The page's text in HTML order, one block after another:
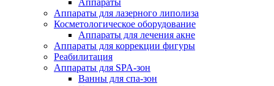
Аппараты
Аппараты для лазерного липолиза
Косметологическое оборудование
Аппараты для лечения акне
Аппараты для коррекции фигуры
Реабилитация
Аппараты для SPA-зон
Ванны для спа-зон